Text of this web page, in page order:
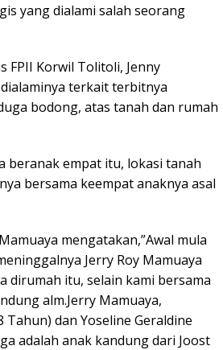
yang dialami salah seorang
FPII Korwil Tolitoli, Jenny
terkait terbitnya
bodong, atas tanah dan rumah
beranak empat itu, lokasi tanah
bersama keempat anaknya asal
mengatakan,”Awal mula
Jerry Roy Mamuaya
dirumah itu, selain kami bersama
alm.Jerry Mamuaya,
dan Yoseline Geraldine
adalah anak kandung dari Joost